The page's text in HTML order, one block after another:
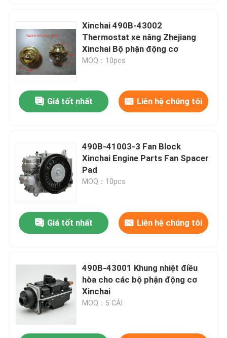
Xinchai 490B-43002
Thermostat xe nâng Zhejiang
Xinchai Bộ phận động cơ
MOQ：10pcs
Giá tốt nhất Liên hệ chúng tôi
490B-41003-3 Fan Block
Xinchai Engine Parts Fan Spacer
Pad
MOQ：10pcs
Giá tốt nhất Liên hệ chúng tôi
490B-43001 Khung nhiệt điều
hòa cho các bộ phận động cơ
Xinchai
MOQ：5 CÁI